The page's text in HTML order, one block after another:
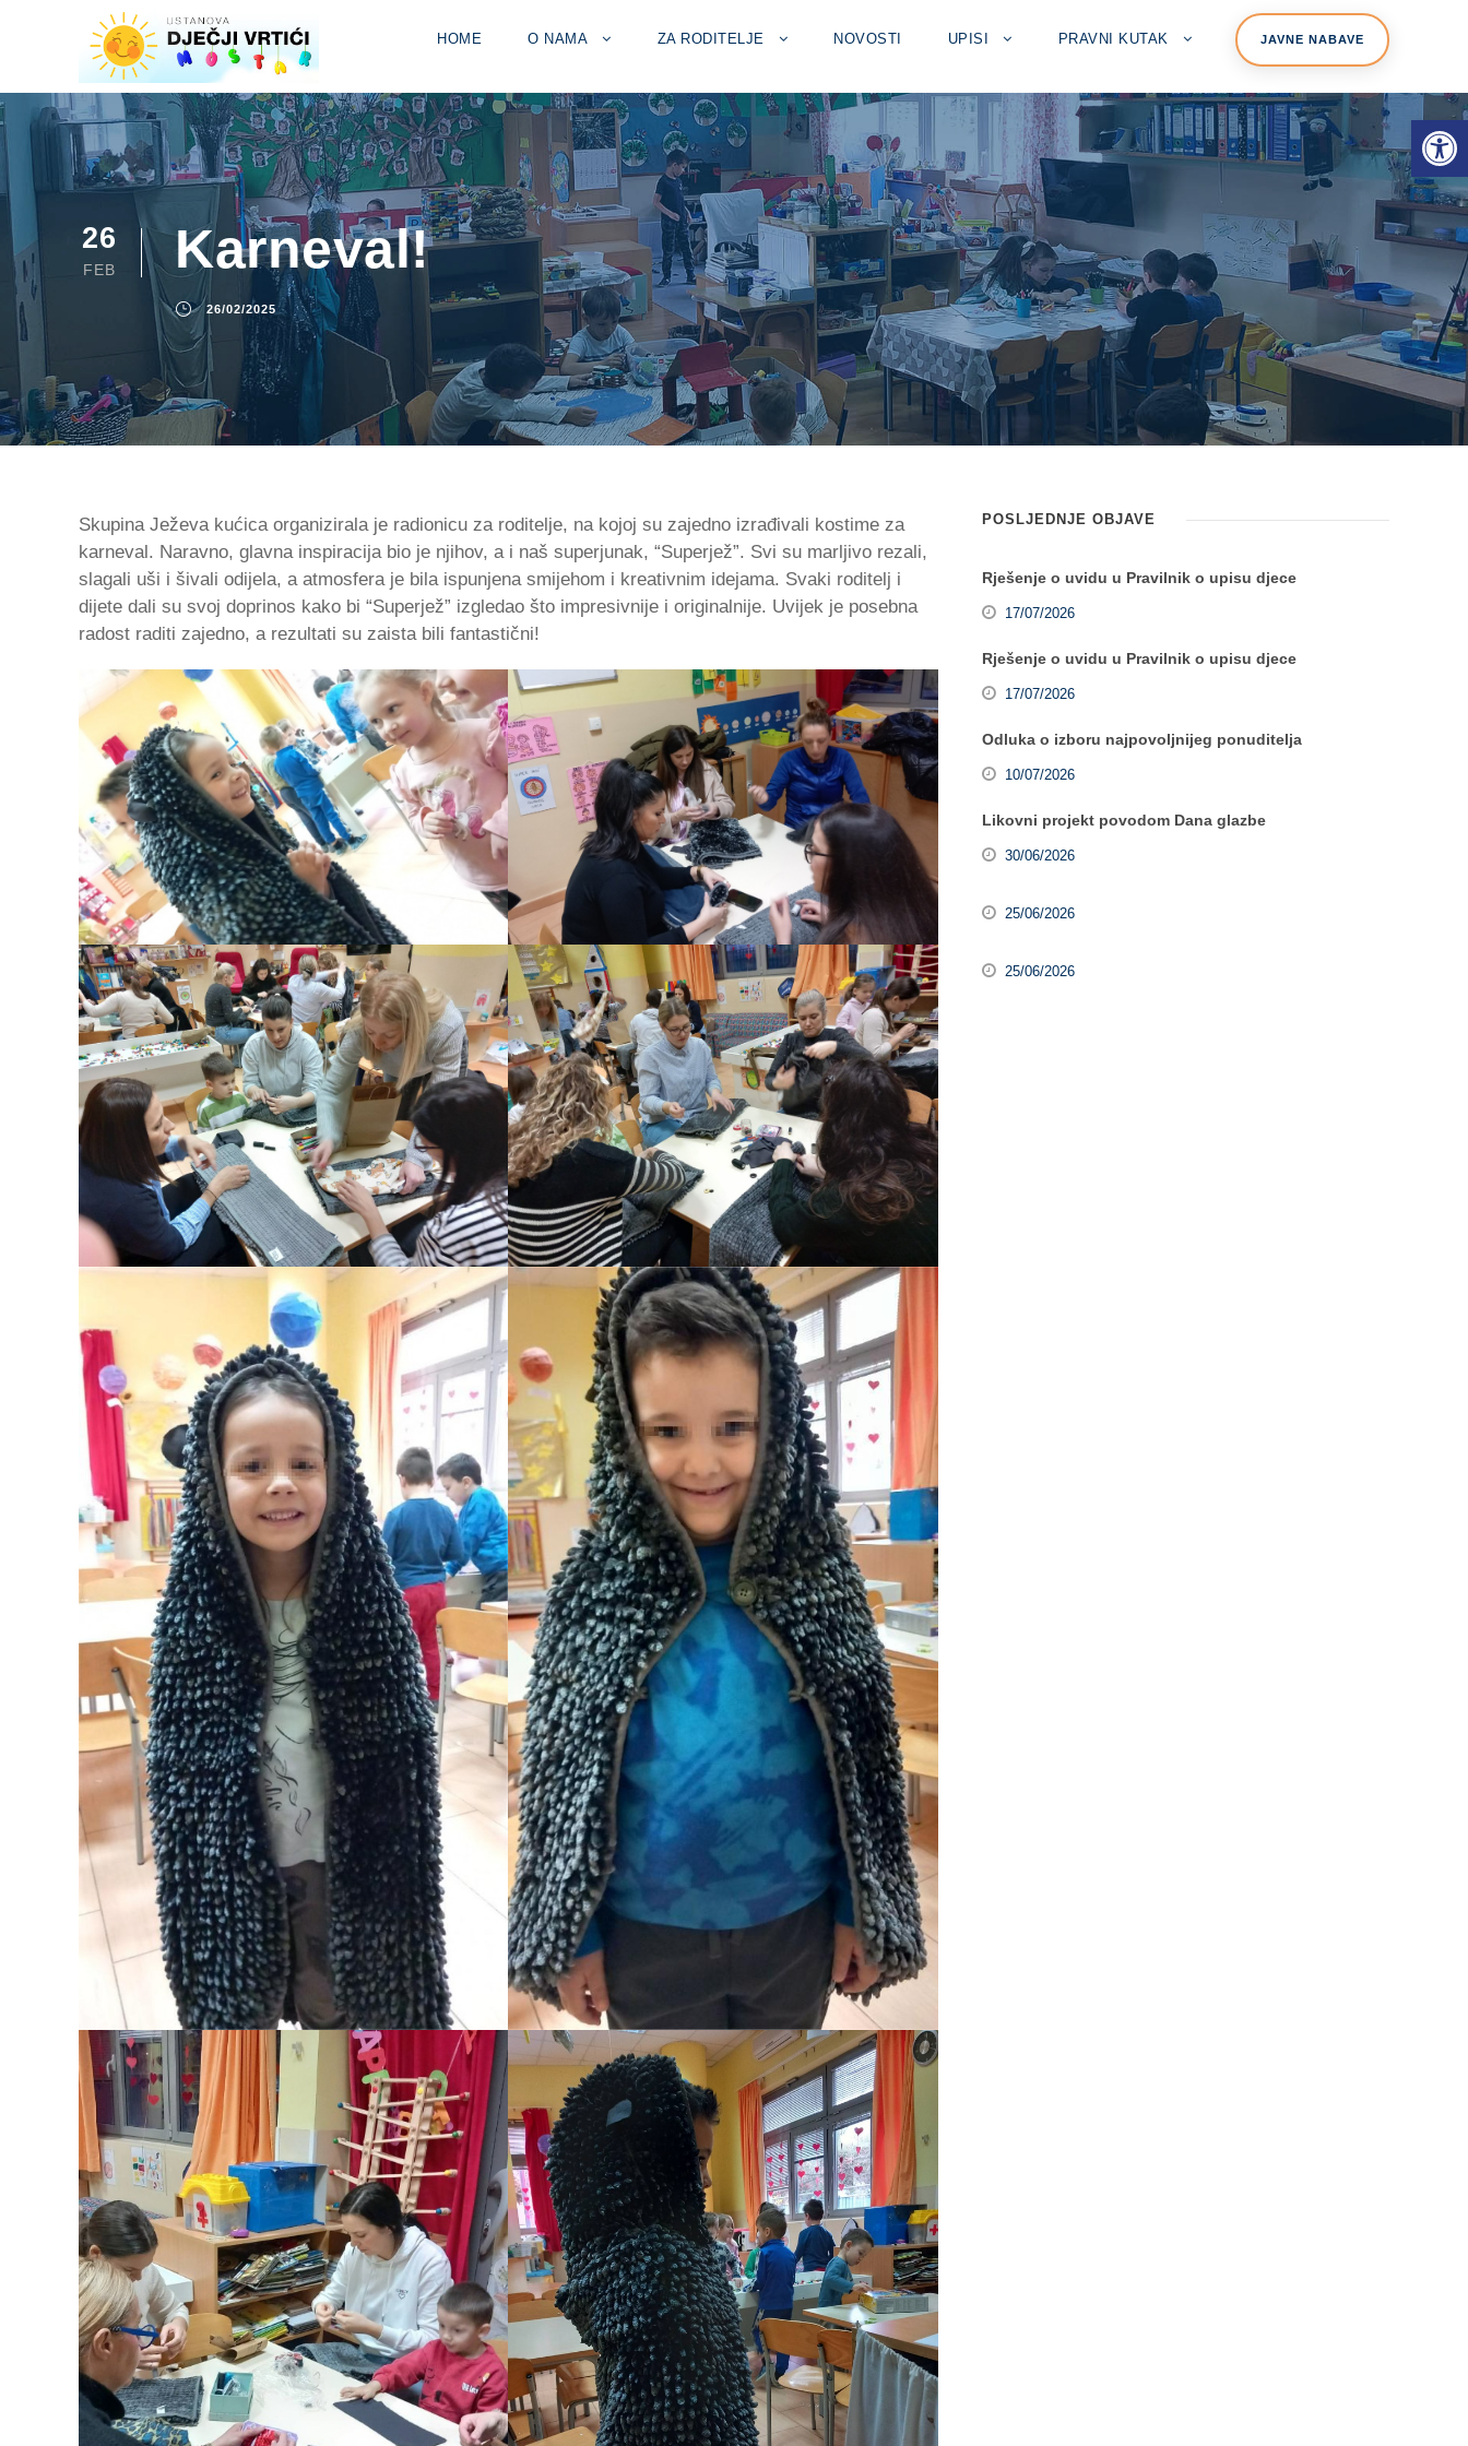
Open toolbar
HOME O NAMA ZA RODITELJE NOVOSTI UPISI PRAVNI KUTAK JAVNE NABAVE
26
FEB Karneval!
26/02/2025
Skupina Ježeva kućica organizirala je radionicu za roditelje, na kojoj su zajedno izrađivali kostime za
karneval. Naravno, glavna inspiracija bio je njihov, a i naš superjunak, “Superjež”. Svi su marljivo rezali,
slagali uši i šivali odijela, a atmosfera je bila ispunjena smijehom i kreativnim idejama. Svaki roditelj i
dijete dali su svoj doprinos kako bi “Superjež” izgledao što impresivnije i originalnije. Uvijek je posebna
radost raditi zajedno, a rezultati su zaista bili fantastični!
POSLJEDNJE OBJAVE
Rješenje o uvidu u Pravilnik o upisu djece
17/07/2026
Rješenje o uvidu u Pravilnik o upisu djece
17/07/2026
Odluka o izboru najpovoljnijeg ponuditelja
10/07/2026
Likovni projekt povodom Dana glazbe
30/06/2026
25/06/2026
25/06/2026